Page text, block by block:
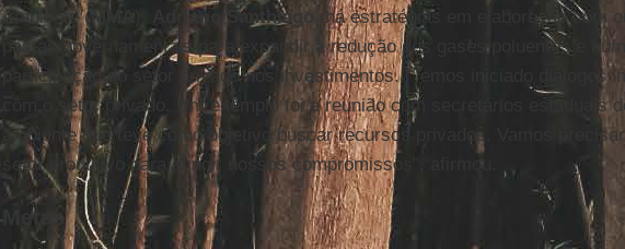
Ambiente (MMA Adriano Santhiago
, há estratégias em elaboração com
pastas governamentais para expandir a redução dos gases poluentes e
participação do setor privado nos investimentos. “Temos iniciado diálogos
com o setor privado. Um exemplo foi a reunião com secretários estaduais
ambiente que teve como objetivo buscar recursos privados. Vamos
setor produtivo para atingir nossos compromissos”, afirmou.
Metas